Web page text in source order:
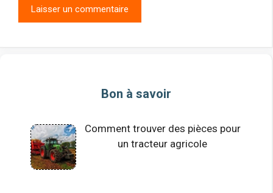
Bon à savoir
Comment trouver des pièces pour
un tracteur agricole